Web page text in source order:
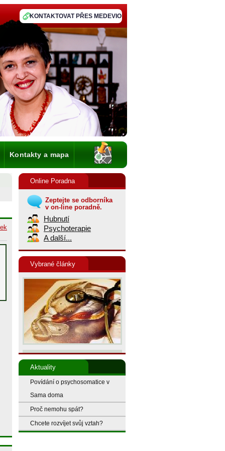
KONTAKTOVAT PŘES MEDEVIO
Kontakty a mapa
Online Poradna
Zeptejte se odborníka
v on-line poradně.
Hubnutí
Psychoterapie
A další...
Vybrané články
Aktuality
Povídání o psychosomatice v
Sama doma
Proč nemohu spát?
Chcete rozvíjet svůj vztah?